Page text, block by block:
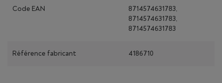
Code EAN
8714574631783,
8714574631783,
8714574631783
Référence fabricant 4186710